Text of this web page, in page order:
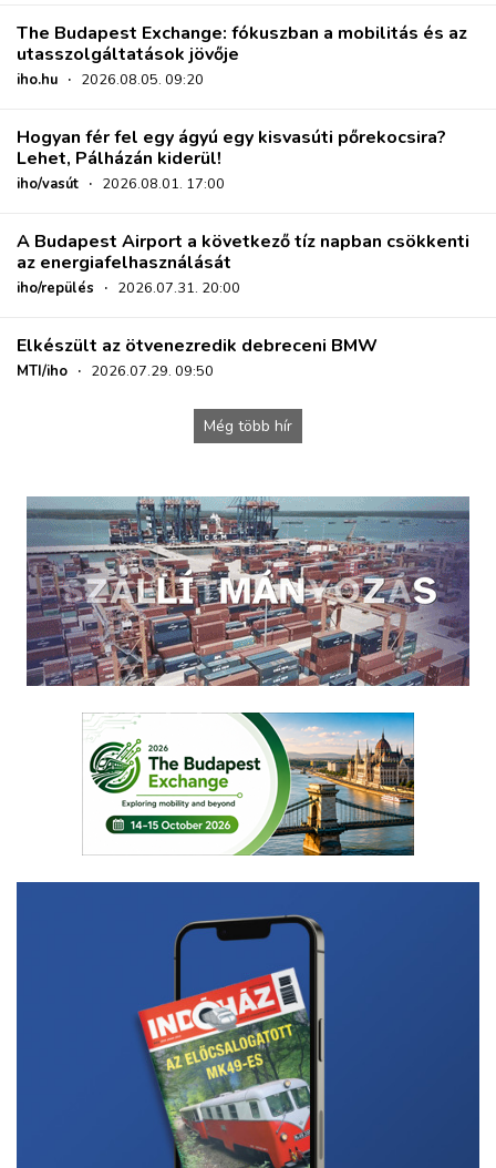
The Budapest Exchange: fókuszban a mobilitás és az
utasszolgáltatások jövője
iho.hu · 2026.08.05. 09:20
Hogyan fér fel egy ágyú egy kisvasúti pőrekocsira?
Lehet, Pálházán kiderül!
iho/vasút · 2026.08.01. 17:00
A Budapest Airport a következő tíz napban csökkenti
az energiafelhasználását
iho/repülés · 2026.07.31. 20:00
Elkészült az ötvenezredik debreceni BMW
MTI/iho · 2026.07.29. 09:50
Még több hír